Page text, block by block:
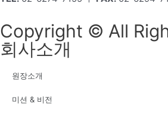
Copyright © All
회사소개
원장소개
미션 & 비전